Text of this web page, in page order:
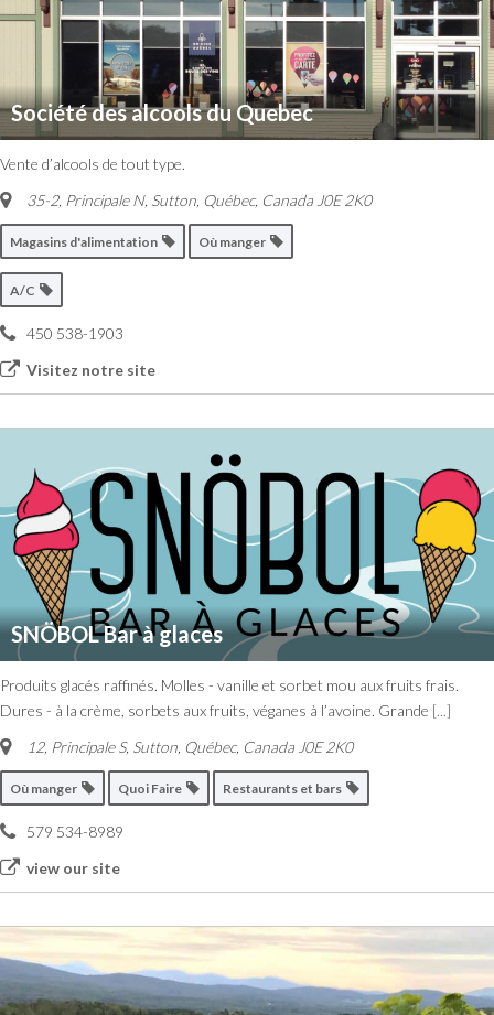
Société des alcools du Quebec
Vente d’alcools de tout type.
35-2, Principale N, Sutton Québec, Canada J0E 2K0
Magasins d'alimentation Où manger
A/C
450 538-1903
Visitez notre site
SNÖBOL Bar à glaces
Produits glacés raffinés. Molles - vanille et sorbet mou aux fruits frais.
Dures - à la crème, sorbets aux fruits, véganes à l’avoine. Grande [...]
12, Principale S, Sutton, Québec, Canada J0E 2K0
Où manger Quoi Faire Restaurants et bars
579 534-8989
view our site